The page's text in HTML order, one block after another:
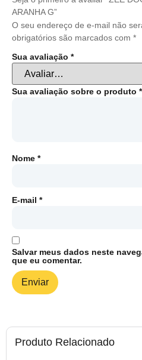
Produto Relacionado
ARANHA G”
O seu endereço de e-mail não
obrigatórios são marcados com *
Sua avaliação *
Sua avaliação sobre o produto *
Nome *
E-mail *
Salvar meus dados neste
que eu comentar.